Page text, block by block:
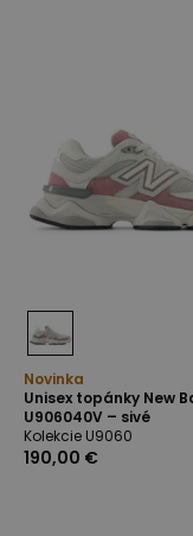
Novinka
Unisex topánky New
U906040V – sivé
Kolekcie U9060
190,00 €